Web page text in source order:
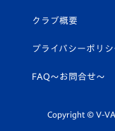
平和祈念活動
ホームタウン活動
スクール
ヴィヴィくんイン
公式LINE＠
クラブ概要
プライバシーポリシ
FAQ〜お問合せ〜
Copyright © V-